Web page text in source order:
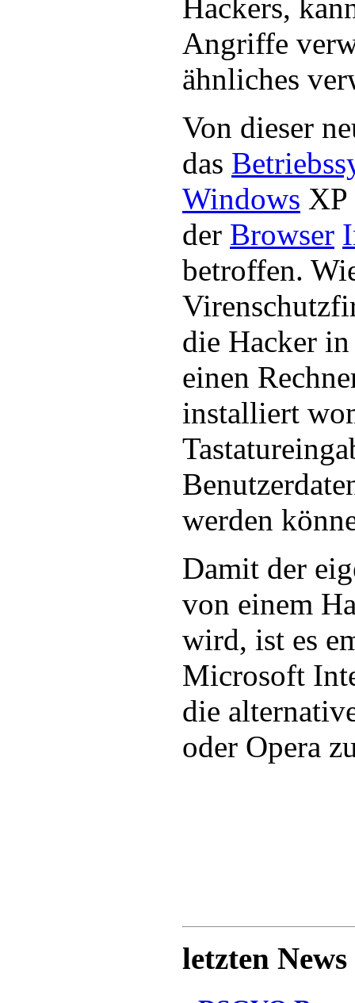
Hackers,
Angriffe
ähnliches
Von dieser
das
Windows XP
der Browser
betroffen.
die Hacker
einen
installiert
werden
Damit der
von einem
wird, ist es
Microsoft
die
oder Opera
letzten News